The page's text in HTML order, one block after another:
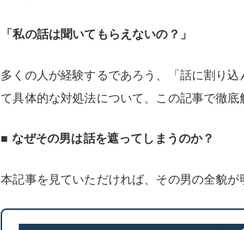
「私の話は聞いてもらえないの？」
多くの人が経験するであろう、「話に割り
て具体的な対処法について、この記事で徹底
■ なぜその男は話を遮ってしまうのか？
本記事を見ていただければ、その男の全貌が